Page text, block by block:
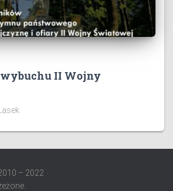
wybuchu II Wojny
– 2022